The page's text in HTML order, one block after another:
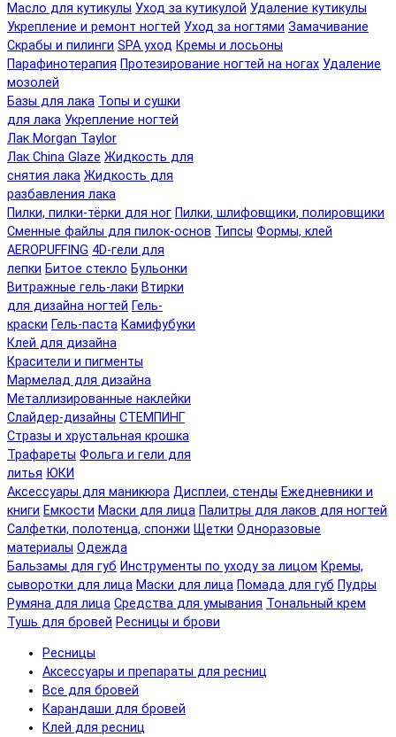
Масло для кутикулы Уход за кутикулой Удаление кутикулы
Укрепление и ремонт ногтей Уход за ногтями Замачивание
Скрабы и пилинги SPA уход Кремы и лосьоны
Парафинотерапия Протезирование ногтей на ногах Удаление
мозолей
Базы для лака Топы и сушки
для лака Укрепление ногтей
Лак Morgan Taylor
Лак China Glaze Жидкость для
снятия лака Жидкость для
разбавления лака
Пилки, пилки-тёрки для ног Пилки, шлифовщики, полировщики
Сменные файлы для пилок-основ Типсы Формы, клей
AEROPUFFING 4D-гели для
лепки Битое стекло Бульонки
Витражные гель-лаки Втирки
для дизайна ногтей Гель-
краски Гель-паста Камифубуки
Клей для дизайна
Красители и пигменты
Мармелад для дизайна
Металлизированные наклейки
Слайдер-дизайны СТЕМПИНГ
Стразы и хрустальная крошка
Трафареты Фольга и гели для
литья ЮКИ
Аксессуары для маникюра Дисплеи, стенды Ежедневники и
книги Емкости Маски для лица Палитры для лаков для ногтей
Салфетки, полотенца, спонжи Щетки Одноразовые
материалы Одежда
Бальзамы для губ Инструменты по уходу за лицом Кремы,
сыворотки для лица Маски для лица Помада для губ Пудры
Румяна для лица Средства для умывания Тональный крем
Тушь для бровей Ресницы и брови
Ресницы
Аксессуары и препараты для ресниц
Все для бровей
Карандаши для бровей
Клей для ресниц